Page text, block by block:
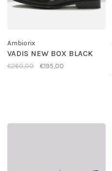
Ambiorix
VADIS NEW BOX BLACK
€260,00 €195,00